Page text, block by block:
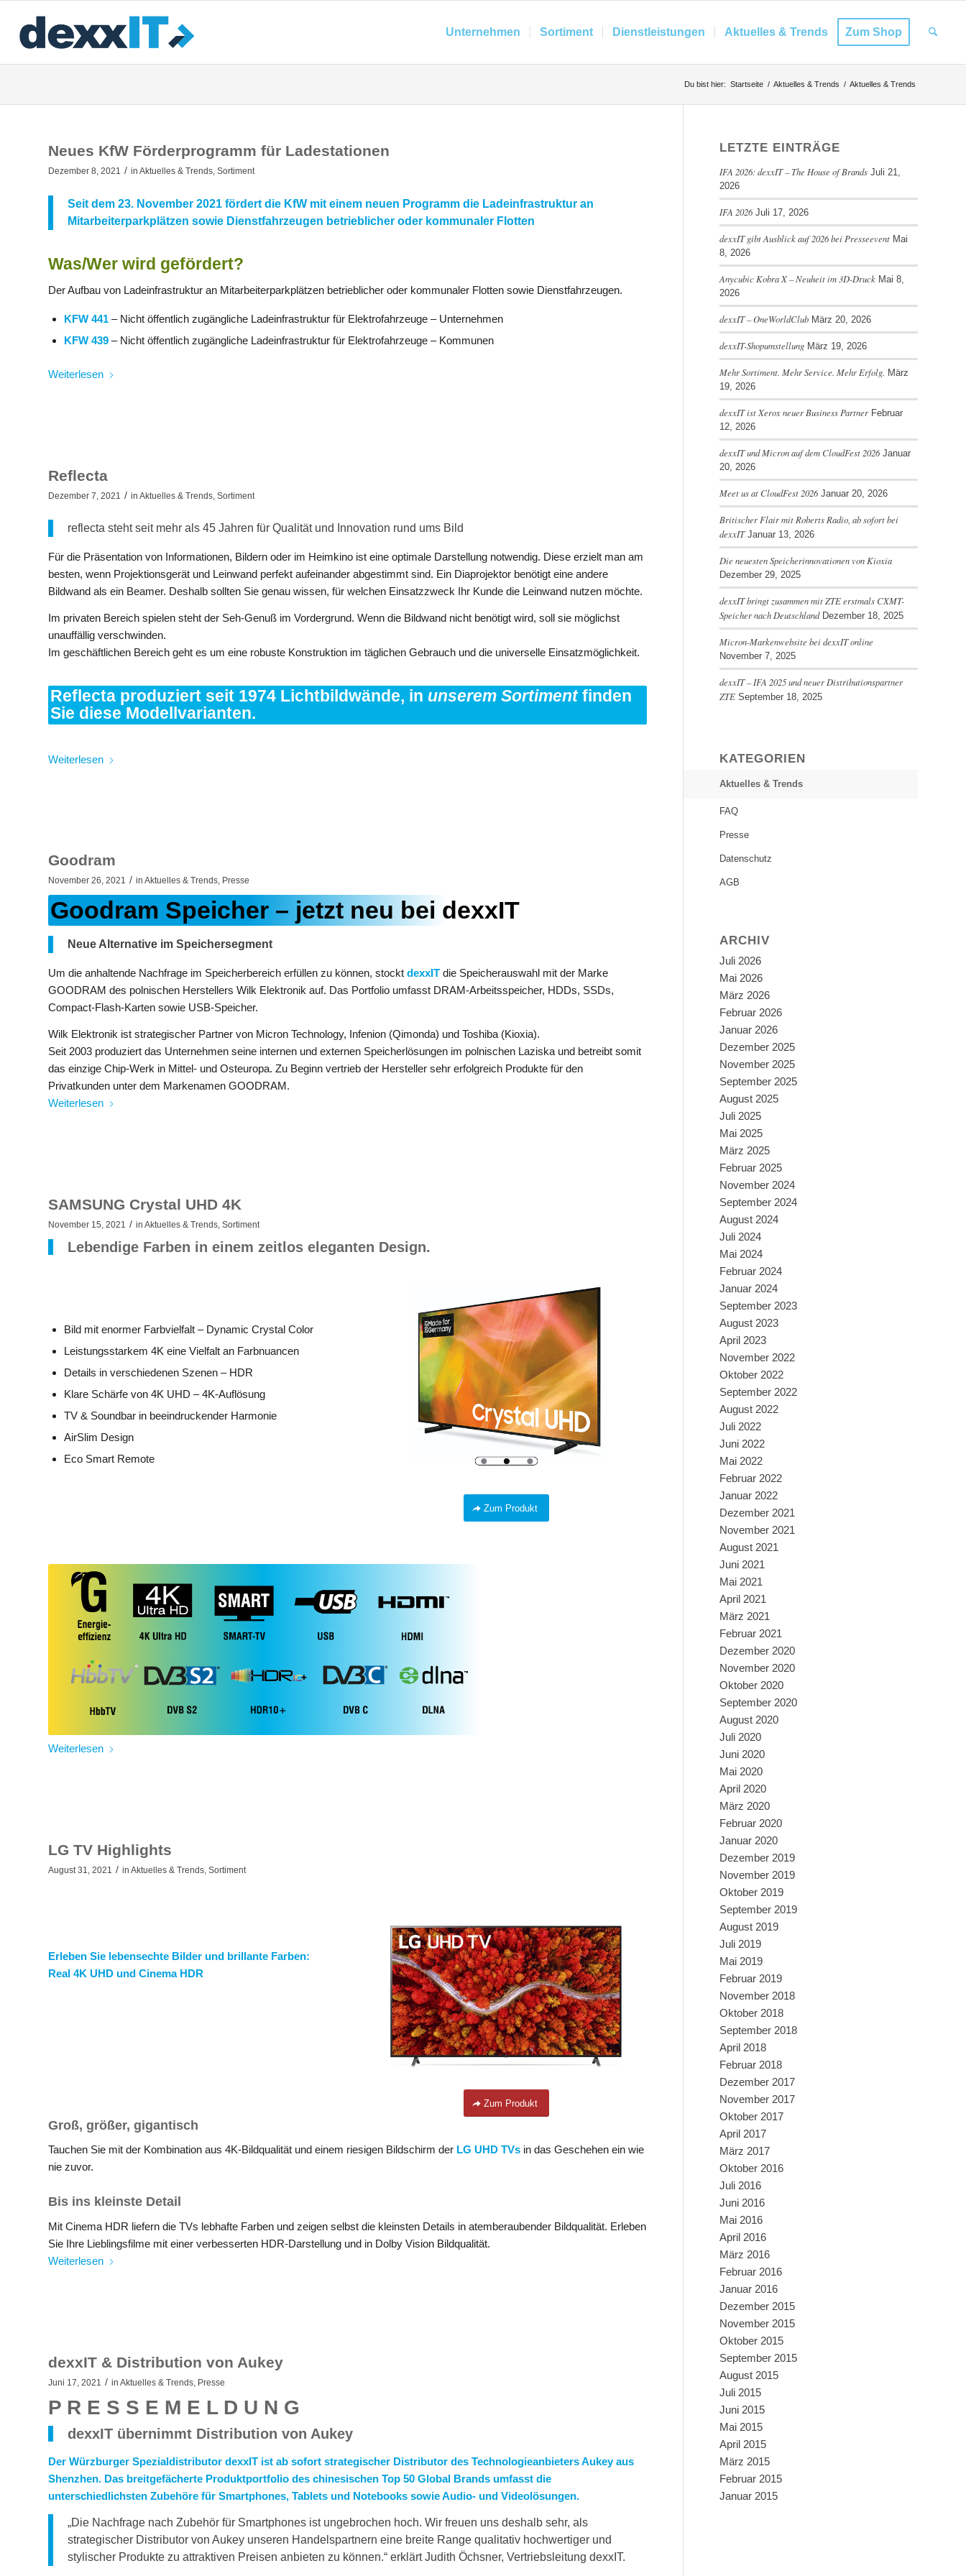
Unternehmen Sortiment Dienstleistungen Aktuelles & Trends Zum Shop
Du bist hier: Startseite / Aktuelles & Trends / Aktuelles & Trends
Neues KfW Förderprogramm für Ladestationen
Dezember 8, 2021 / in Aktuelles & Trends, Sortiment
Seit dem 23. November 2021 fördert die KfW mit einem neuen Programm die Ladeinfrastruktur an
Mitarbeiterparkplätzen sowie Dienstfahrzeugen betrieblicher oder kommunaler Flotten
Was/Wer wird gefördert?
Der Aufbau von Ladeinfrastruktur an Mitarbeiterparkplätzen betrieblicher oder kommunaler Flotten sowie Dienstfahrzeugen.
KFW 441 – Nicht öffentlich zugängliche Ladeinfrastruktur für Elektrofahrzeuge – Unternehmen
KFW 439 – Nicht öffentlich zugängliche Ladeinfrastruktur für Elektrofahrzeuge – Kommunen
Weiterlesen
Reflecta
Dezember 7, 2021 / in Aktuelles & Trends, Sortiment
reflecta steht seit mehr als 45 Jahren für Qualität und Innovation rund ums Bild
Für die Präsentation von Informationen, Bildern oder im Heimkino ist eine optimale Darstellung notwendig. Diese erzielt man am
besten, wenn Projektionsgerät und Leinwand perfekt aufeinander abgestimmt sind. Ein Diaprojektor benötigt eine andere
Bildwand als ein Beamer. Deshalb sollten Sie genau wissen, für welchen Einsatzzweck Ihr Kunde die Leinwand nutzen möchte.
Im privaten Bereich spielen steht der Seh-Genuß im Vordergrund. Wenn die Bildwand nicht benötigt wird, soll sie möglichst
unauffällig verschwinden.
Im geschäftlichen Bereich geht es um eine robuste Konstruktion im täglichen Gebrauch und die universelle Einsatzmöglichkeit.
Reflecta produziert seit 1974 Lichtbildwände, in unserem Sortimentfinden
Sie diese Modellvarianten.
Weiterlesen
Goodram
November 26, 2021 / in Aktuelles & Trends, Presse
Goodram Speicher – jetzt neu bei dexxIT
Neue Alternative im Speichersegment
Um die anhaltende Nachfrage im Speicherbereich erfüllen zu können, stockt dexxIT die Speicherauswahl mit der Marke
GOODRAM des polnischen Herstellers Wilk Elektronik auf. Das Portfolio umfasst DRAM-Arbeitsspeicher, HDDs, SSDs,
Compact-Flash-Karten sowie USB-Speicher.
Wilk Elektronik ist strategischer Partner von Micron Technology, Infenion (Qimonda) und Toshiba (Kioxia).
Seit 2003 produziert das Unternehmen seine internen und externen Speicherlösungen im polnischen Laziska und betreibt somit
das einzige Chip-Werk in Mittel- und Osteuropa. Zu Beginn vertrieb der Hersteller sehr erfolgreich Produkte für den
Privatkunden unter dem Markenamen GOODRAM.
Weiterlesen
SAMSUNG Crystal UHD 4K
November 15, 2021 / in Aktuelles & Trends, Sortiment
Lebendige Farben in einem zeitlos eleganten Design.
Bild mit enormer Farbvielfalt – Dynamic Crystal Color
Leistungsstarkem 4K eine Vielfalt an Farbnuancen
Details in verschiedenen Szenen – HDR
Klare Schärfe von 4K UHD – 4K-Auflösung
TV & Soundbar in beeindruckender Harmonie
AirSlim Design
Eco Smart Remote
Zum Produkt
Weiterlesen
LG TV Highlights
August 31, 2021 / in Aktuelles & Trends Sortiment
Erleben Sie lebensechte Bilder und brillante Farben:
Real 4K UHD und Cinema HDR
Zum Produkt
Groß, größer, gigantisch
Tauchen Sie mit der Kombination aus 4K-Bildqualität und einem riesigen Bildschirm der LG UHD TVs in das Geschehen ein wie
nie zuvor.
Bis ins kleinste Detail
Mit Cinema HDR liefern die TVs lebhafte Farben und zeigen selbst die kleinsten Details in atemberaubender Bildqualität. Erleben
Sie Ihre Lieblingsfilme mit einer verbesserten HDR-Darstellung und in Dolby Vision Bildqualität.
Weiterlesen
dexxIT & Distribution von Aukey
Juni 17, 2021 / in Aktuelles & Trends, Presse
P R E S S E M E L D U N G
dexxIT übernimmt Distribution von Aukey
Der Würzburger Spezialdistributor dexxIT ist ab sofort strategischer Distributor des Technologieanbieters Aukey aus
Shenzhen. Das breitgefächerte Produktportfolio des chinesischen Top 50 Global Brands umfasst die
unterschiedlichsten Zubehöre für Smartphones, Tablets und Notebooks sowie Audio- und Videolösungen.
„Die Nachfrage nach Zubehör für Smartphones ist ungebrochen hoch. Wir freuen uns deshalb sehr, als
strategischer Distributor von Aukey unseren Handelspartnern eine breite Range qualitativ hochwertiger und
stylischer Produkte zu attraktiven Preisen anbieten zu können.“ erklärt Judith Öchsner, Vertriebsleitung dexxIT.
LETZTE EINTRÄGE
IFA 2026: dexxIT – The House of Brands Juli 21,
2026
IFA 2026 Juli 17, 2026
dexxIT gibt Ausblick auf 2026 bei Presseevent Mai
8, 2026
Anycubic Kobra X – Neuheit im 3D-Druck Mai 8,
2026
dexxIT – OneWorldClub März 20, 2026
dexxIT-Shopumstellung März 19, 2026
Mehr Sortiment. Mehr Service. Mehr Erfolg. März
19, 2026
dexxIT ist Xerox neuer Business Partner Februar
12, 2026
dexxIT und Micron auf dem CloudFest 2026 Januar
20, 2026
Meet us at CloudFest 2026 Januar 20, 2026
Britischer Flair mit Roberts Radio, ab sofort bei
dexxIT Januar 13, 2026
Die neuesten Speicherinnovationen von Kioxia
Dezember 29, 2025
dexxIT bringt zusammen mit ZTE erstmals CXMT-
Speicher nach Deutschland Dezember 18, 2025
Micron-Markenwebsite bei dexxIT online
November 7, 2025
dexxIT – IFA 2025 und neuer Distributionspartner
ZTE September 18, 2025
KATEGORIEN
Aktuelles & Trends
FAQ
Presse
Datenschutz
AGB
ARCHIV
Juli 2026
Mai 2026
März 2026
Februar 2026
Januar 2026
Dezember 2025
November 2025
September 2025
August 2025
Juli 2025
Mai 2025
März 2025
Februar 2025
November 2024
September 2024
August 2024
Juli 2024
Mai 2024
Februar 2024
Januar 2024
September 2023
August 2023
April 2023
November 2022
Oktober 2022
September 2022
August 2022
Juli 2022
Juni 2022
Mai 2022
Februar 2022
Januar 2022
Dezember 2021
November 2021
August 2021
Juni 2021
Mai 2021
April 2021
März 2021
Februar 2021
Dezember 2020
November 2020
Oktober 2020
September 2020
August 2020
Juli 2020
Juni 2020
Mai 2020
April 2020
März 2020
Februar 2020
Januar 2020
Dezember 2019
November 2019
Oktober 2019
September 2019
August 2019
Juli 2019
Mai 2019
Februar 2019
November 2018
Oktober 2018
September 2018
April 2018
Februar 2018
Dezember 2017
November 2017
Oktober 2017
April 2017
März 2017
Oktober 2016
Juli 2016
Juni 2016
Mai 2016
April 2016
März 2016
Februar 2016
Januar 2016
Dezember 2015
November 2015
Oktober 2015
September 2015
August 2015
Juli 2015
Juni 2015
Mai 2015
April 2015
März 2015
Februar 2015
Januar 2015